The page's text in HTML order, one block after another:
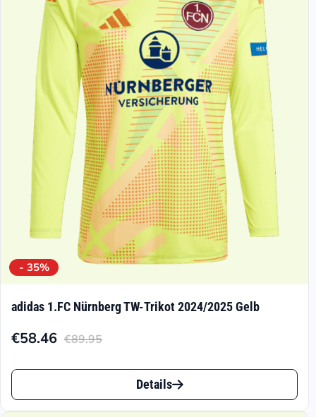
- 35%
adidas 1.FC Nürnberg TW-Trikot 2024/2025 Gelb
€89.95
Ursprünglicher
Preis
€89.95
€58.46
Aktueller
Preis
€58.46.
Dieses
Produkt
Details